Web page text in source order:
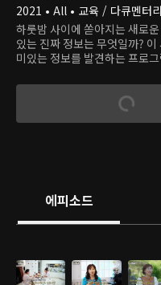
2021 • All • 교육 / 다큐멘터리
하룻밤 사이에 쏟아지는 새로
있는 진짜 정보는 무엇일까?
미있는 정보를 발견하는 프로
에피소드